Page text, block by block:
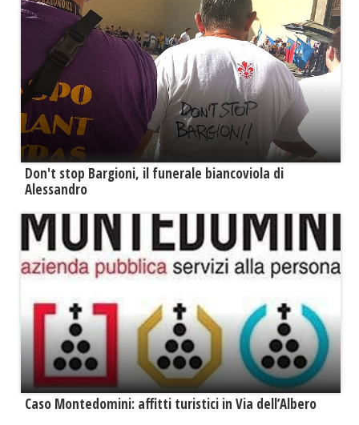
Don't stop Bargioni, il funerale biancoviola di
Alessandro
Caso Montedomini: affitti turistici in Via dell’Albero